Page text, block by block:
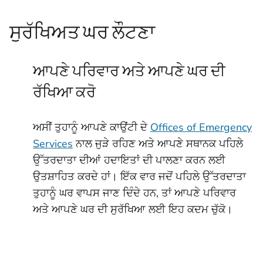
ਸੁਰੱਖਿਅਤ ਘਰ ਲੌਟਣਾ
ਆਪਣੇ ਪਰਿਵਾਰ ਅਤੇ ਆਪਣੇ ਘਰ ਦੀ
ਰੱਖਿਆ ਕਰੋ
ਅਸੀਂ ਤੁਹਾਨੂੰ ਆਪਣੇ ਕਾਉਂਟੀ ਦੇ Offices of Emergency
Services ਨਾਲ ਜੁੜੇ ਰਹਿਣ ਅਤੇ ਆਪਣੇ ਸਥਾਨਕ ਪਹਿਲੇ
ਉੱਤਰਦਾਤਾ ਦੀਆਂ ਹਦਾਇਤਾਂ ਦੀ ਪਾਲਣਾ ਕਰਨ ਲਈ
ਉਤਸ਼ਾਹਿਤ ਕਰਦੇ ਹਾਂ। ਇੱਕ ਵਾਰ ਜਦੋਂ ਪਹਿਲੇ ਉੱਤਰਦਾਤਾ
ਤੁਹਾਨੂੰ ਘਰ ਵਾਪਸ ਜਾਣ ਦਿੰਦੇ ਹਨ, ਤਾਂ ਆਪਣੇ ਪਰਿਵਾਰ
ਅਤੇ ਆਪਣੇ ਘਰ ਦੀ ਸੁਰੱਖਿਆ ਲਈ ਇਹ ਕਦਮ ਚੁੱਕੋ।